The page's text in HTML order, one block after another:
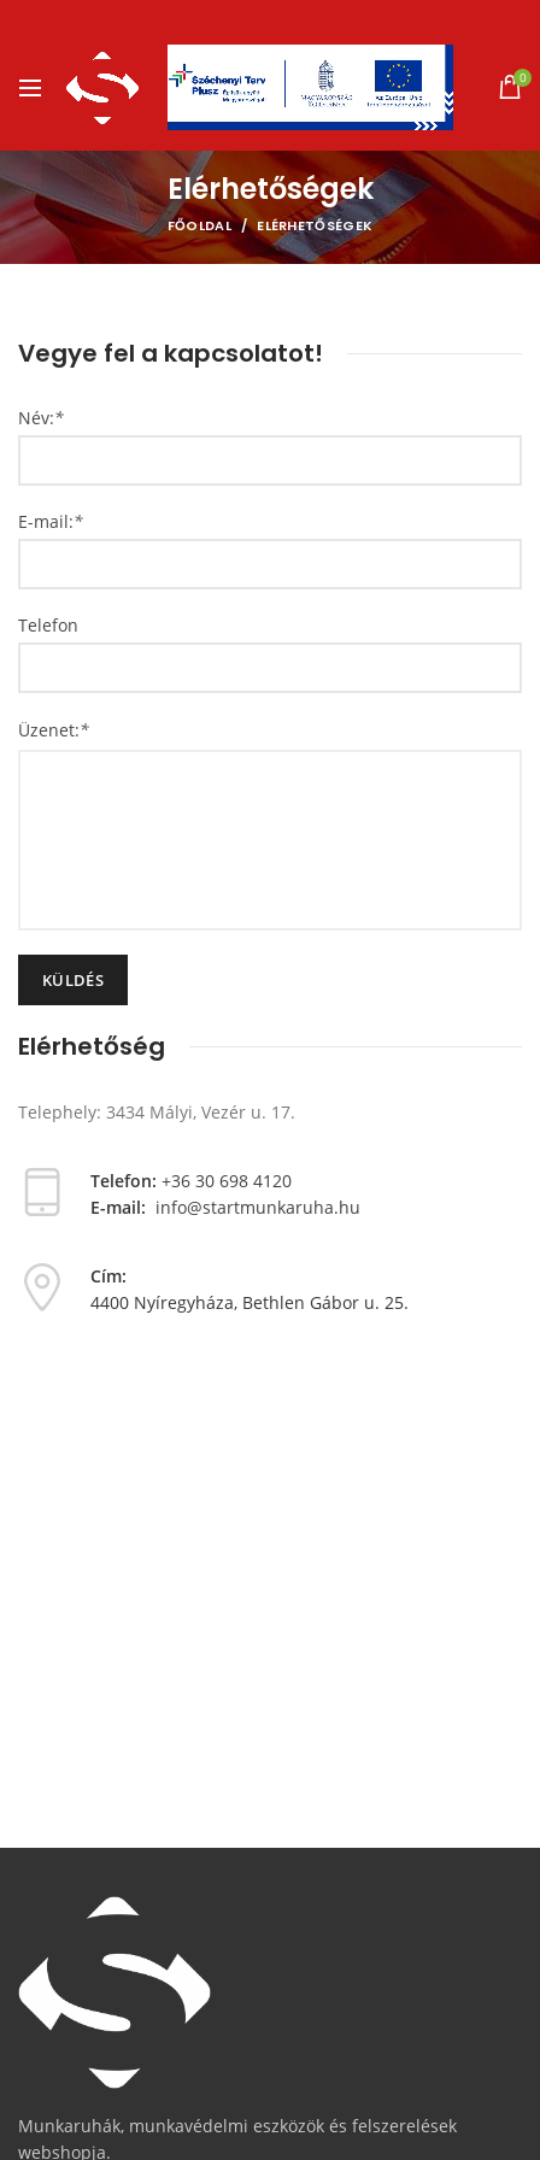
0
Elérhetőségek
FŐOLDAL ELÉRHETŐSÉGEK
Vegye fel a kapcsolatot!
Név:*
E-mail:*
Telefon
Üzenet:*
KÜLDÉS
Elérhetőség
Telephely: 3434 Mályi, Vezér u. 17.
Telefon: +36 30 698 4120
E-mail: info@startmunkaruha.hu
Cím:
4400 Nyíregyháza, Bethlen Gábor u. 25.
Munkaruhák, munkavédelmi eszközök és felszerelések
webshopja.